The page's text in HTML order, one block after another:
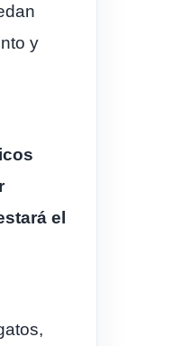
y
el